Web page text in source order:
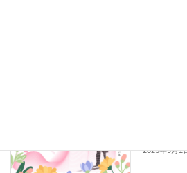
2023年9月1